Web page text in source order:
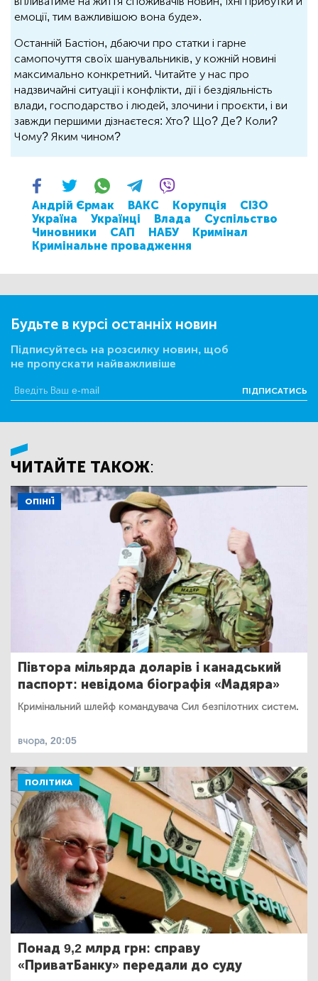
емоції, тим важливішою вона буде».
Останній Бастіон, дбаючи про статки і гарне
самопочуття своїх шанувальників, у кожній новині
максимально конкретний. Читайте у нас про
надзвичайні ситуації і конфлікти, дії і бездіяльність
влади, господарство і людей, злочини і проєкти, і ви
завжди першими дізнаєтеся: Хто? Що? Де? Коли?
Чому? Яким чином?
Андрій Єрмак ВАКС Корупція
СІЗО
Україна
Українці Влада
Суспільство
Чиновники
САП НАБУ
Кримінал
Кримінальне провадження
Будьте в курсі останніх новин
Підписуйтесь на розсилку новин, щоб
не пропускати найважливіше
ПІДПИСАТИСЬ
ЧИТАЙТЕ ТАКОЖ:
ОПІНІЇ
Півтора мільярда доларів і канадський
паспорт: невідома біографія «Мадяра»
Кримінальний шлейф командувача Сил безпілотних систем.
вчора, 20:05
ПОЛІТИКА
Понад 9,2 млрд грн: справу
«ПриватБанку» передали до суду